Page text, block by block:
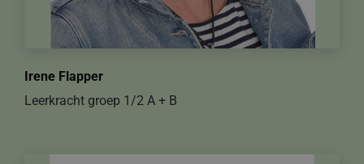
Irene Flapper
Leerkracht groep 1/2 A + B